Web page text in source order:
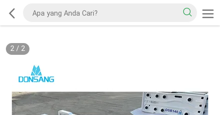
2/ 2